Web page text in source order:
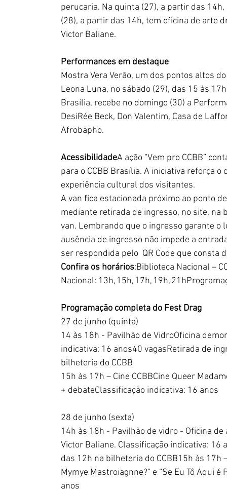
perucaria. Na quinta (27), a partir das
(28), a partir das 14h, tem oficina de arte
Victor Baliane.
Performances em destaque
Mostra Vera Verão, um dos pontos altos
Leona Luna, no sábado (29), das 15 às
Brasília, recebe no domingo (30) a
DesiRée Beck, Don Valentim, Casa de
Afrobapho.
AcessibilidadeA ação “Vem pro CCBB”
para o CCBB Brasília. A iniciativa reforça
experiência cultural dos visitantes.
A van fica estacionada próximo ao ponto
mediante retirada de ingresso, no site, na
van. Lembrando que o ingresso garante o
ausência de ingresso não impede a
ser respondida pelo  QR Code que
Confira os horários:Biblioteca Nacional –
Nacional: 13h, 15h, 17h, 19h,
Programação completa do Fest Drag
27 de junho (quinta)
14 às 18h - Pavilhão de VidroOficina
indicativa: 16 anos40 vagasRetirada de
bilheteria do CCBB
15h às 17h – Cine CCBBCine Queer
+ debateClassificação indicativa: 16 anos
28 de junho (sexta)
14h às 18h - Pavilhão de vidro - Oficina
Victor Baliane. Classificação indicativa:
das 12h na bilheteria do CCBB15h às 17h
Mymye Mastroiagnne?” e “Se Eu Tô Aqui
anos